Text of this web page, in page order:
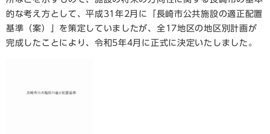
的な考え方として、平成31年2月に「長崎市公共施設の適正配置
基準（案）」を策定していましたが、全17地区の地区別計画が
完成したことにより、令和5年4月に正式に決定いたしました。